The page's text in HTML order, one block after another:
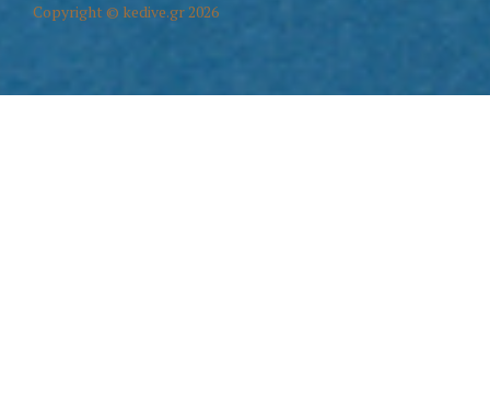
Copyright © kedive.gr 2026